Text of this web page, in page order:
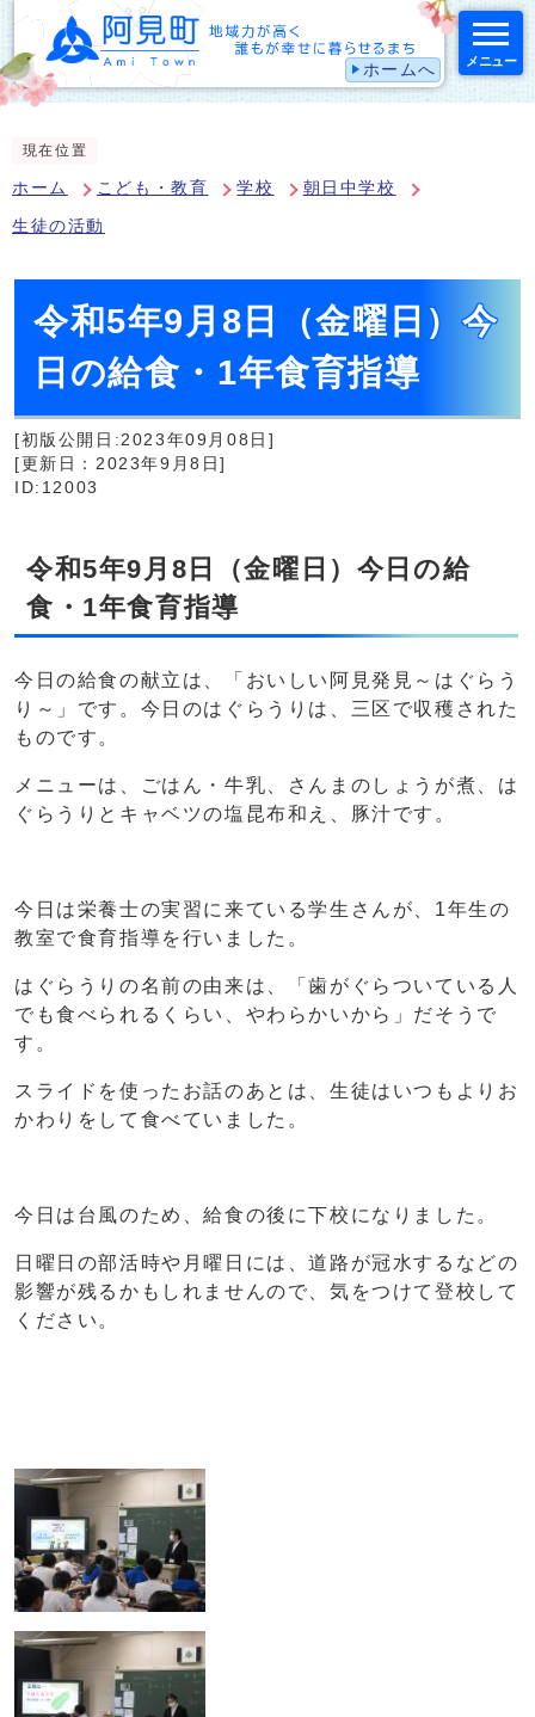
ホームへ メニュー
現在位置
ホーム こども・教育 学校 朝日中学校
生徒の活動
令和5年9月8日（金曜日）今
日の給食・1年食育指導
[初版公開日:2023年09月08日]
[更新日：2023年9月8日]
ID:12003
令和5年9月8日（金曜日）今日の給
食・1年食育指導
今日の給食の献立は、「おいしい阿見発見～はぐらう
り～」です。今日のはぐらうりは、三区で収穫された
ものです。
メニューは、ごはん・牛乳、さんまのしょうが煮、は
ぐらうりとキャベツの塩昆布和え、豚汁です。
今日は栄養士の実習に来ている学生さんが、1年生の
教室で食育指導を行いました。
はぐらうりの名前の由来は、「歯がぐらついている人
でも食べられるくらい、やわらかいから」だそうで
す。
スライドを使ったお話のあとは、生徒はいつもよりお
かわりをして食べていました。
今日は台風のため、給食の後に下校になりました。
日曜日の部活時や月曜日には、道路が冠水するなどの
影響が残るかもしれませんので、気をつけて登校して
ください。